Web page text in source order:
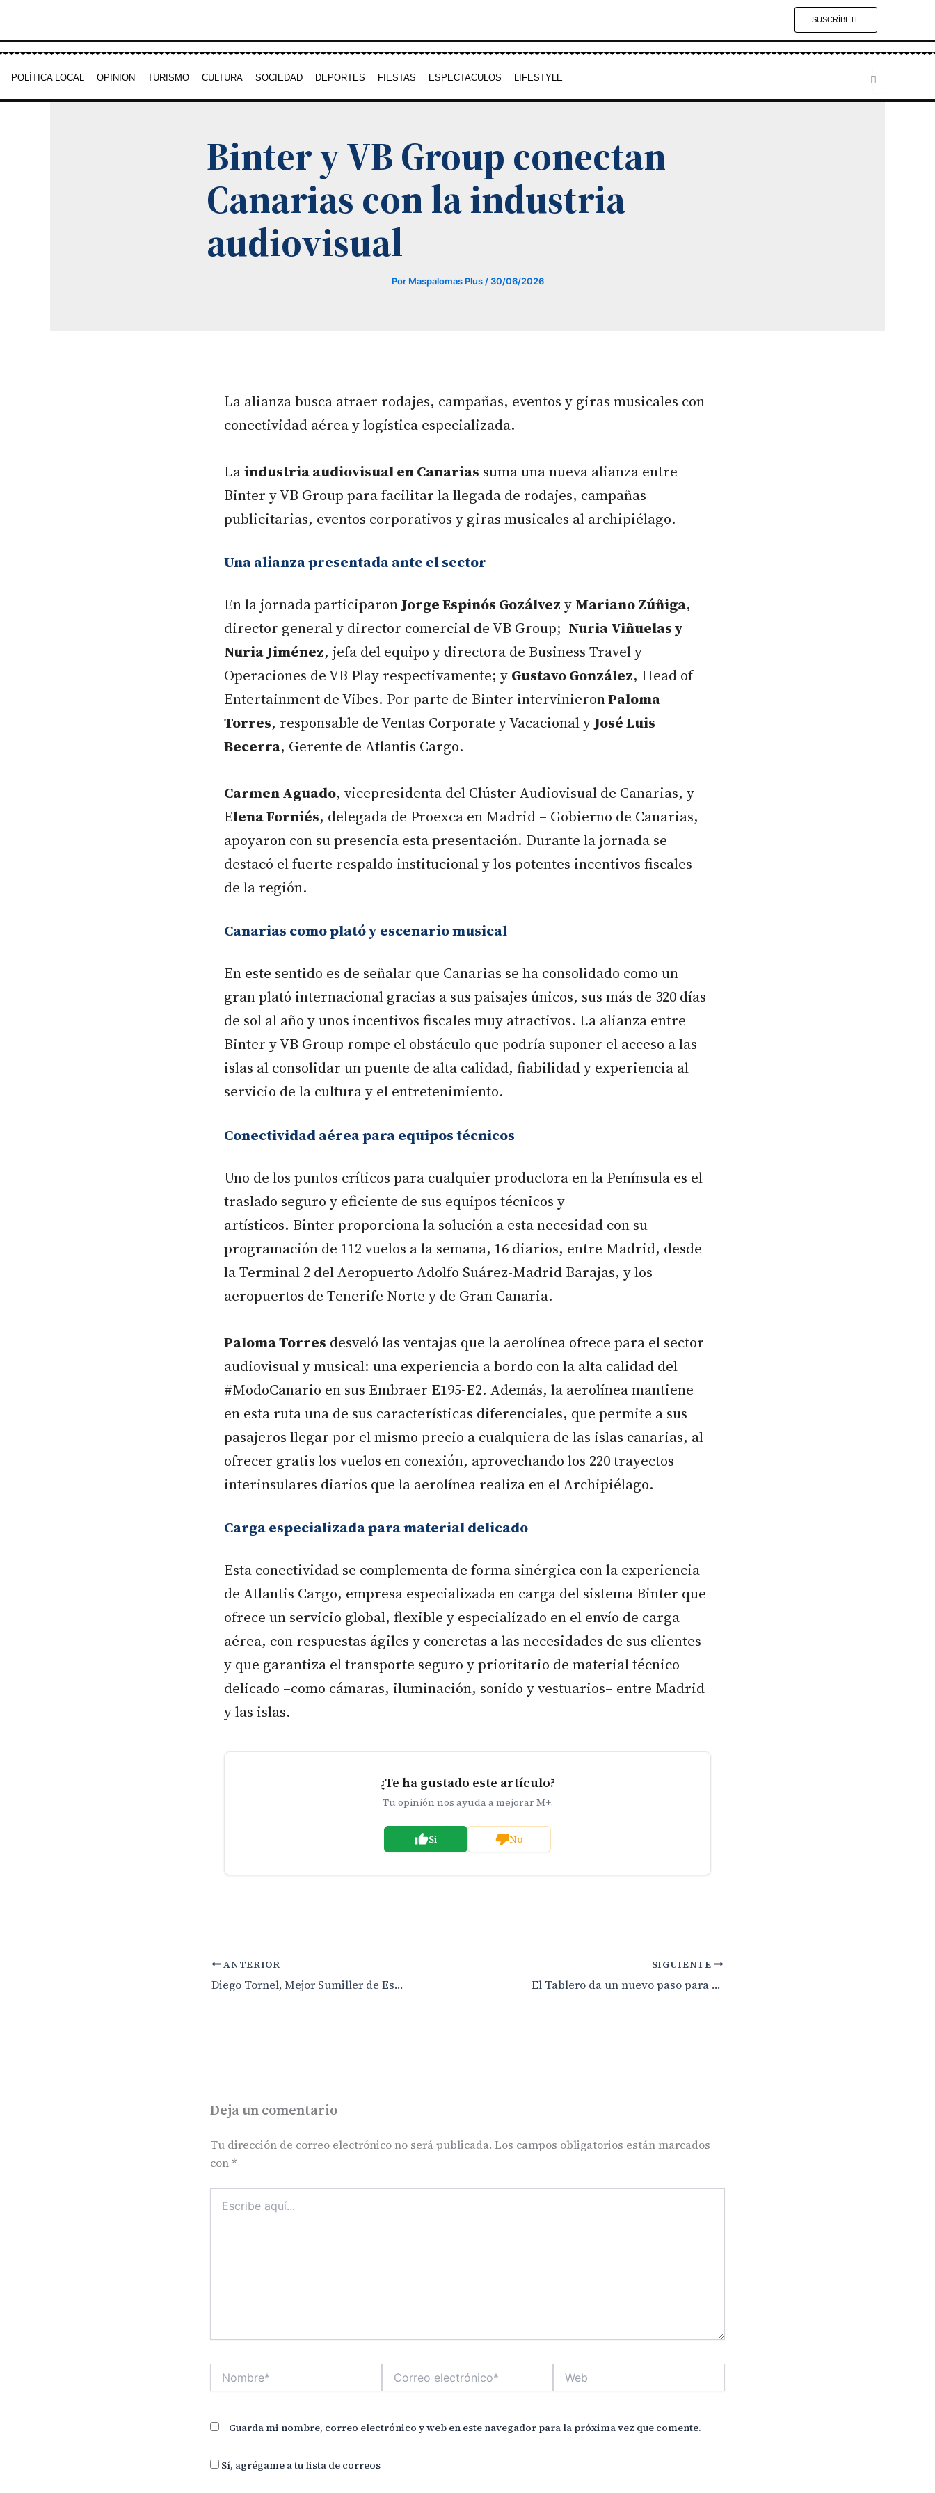
contenido
SUSCRÍBETE
POLÍTICA LOCAL OPINION TURISMO CULTURA SOCIEDAD DEPORTES FIESTAS ESPECTACULOS LIFESTYLE
Binter y VB Group conectan
Canarias con la industria
audiovisual
Por Maspalomas Plus / 30/06/2026
La alianza busca atraer rodajes, campañas, eventos y giras musicales con
conectividad aérea y logística especializada.
Laindustria audiovisual en Canarias suma una nueva alianza entre
Binter y VB Group para facilitar la llegada de rodajes, campañas
publicitarias, eventos corporativos y giras musicales al archipiélago.
Una alianza presentada ante el sector
En la jornada participaronJorge Espinós Gozálvez yMariano Zúñiga,
director general y director comercial de VB Group; Nuria Viñuelas y
Nuria Jiménez, jefa del equipo y directora de Business Travel y
Operaciones de VB Play respectivamente; y Gustavo González, Head of
Entertainment de Vibes. Por parte de Binter intervinieronPaloma
Torres, responsable de Ventas Corporate y Vacacional yJosé Luis
Becerra, Gerente de Atlantis Cargo.
Carmen Aguado, vicepresidenta del Clúster Audiovisual de Canarias, y
Elena Forniés, delegada de Proexca en Madrid – Gobierno de Canarias,
apoyaron con su presencia esta presentación. Durante la jornada se
destacó el fuerte respaldo institucional y los potentes incentivos fiscales
de la región.
Canarias como plató y escenario musical
En este sentido es de señalar que Canarias se ha consolidado como un
gran plató internacional gracias a sus paisajes únicos, sus más de 320 días
de sol al año y unos incentivos fiscales muy atractivos. La alianza entre
Binter y VB Group rompe el obstáculo que podría suponer el acceso a las
islas al consolidar un puente de alta calidad, fiabilidad y experiencia al
servicio de la cultura y el entretenimiento.
Conectividad aérea para equipos técnicos
Uno de los puntos críticos para cualquier productora en la Península es el
traslado seguro y eficiente de sus equipos técnicos y
artísticos. Binter proporciona la solución a esta necesidad con su
programación de 112 vuelos a la semana, 16 diarios, entre Madrid, desde
la Terminal 2 del Aeropuerto Adolfo Suárez-Madrid Barajas, y los
aeropuertos de Tenerife Norte y de Gran Canaria.
Paloma Torres desveló las ventajas que la aerolínea ofrece para el sector
audiovisual y musical: una experiencia a bordo con la alta calidad del
#ModoCanario en sus Embraer E195-E2. Además, la aerolínea mantiene
en esta ruta una de sus características diferenciales, que permite a sus
pasajeros llegar por el mismo precio a cualquiera de las islas canarias, al
ofrecer gratis los vuelos en conexión, aprovechando los 220 trayectos
interinsulares diarios que la aerolínea realiza en el Archipiélago.
Carga especializada para material delicado
Esta conectividad se complementa de forma sinérgica con la experiencia
de Atlantis Cargo, empresa especializada en carga del sistema Binter que
ofrece un servicio global, flexible y especializado en el envío de carga
aérea, con respuestas ágiles y concretas a las necesidades de sus clientes
y que garantiza el transporte seguro y prioritario de material técnico
delicado –como cámaras, iluminación, sonido y vestuarios– entre Madrid
y las islas.
¿Te ha gustado este artículo?
Tu opinión nos ayuda a mejorar M+.
Si No
ANTERIOR
Diego Tornel, Mejor Sumiller de España 2026
SIGUIENTE
El Tablero da un nuevo paso para ampliar su suelo urbano
Deja un comentario
Tu dirección de correo electrónico no será publicada. Los campos obligatorios están marcados
con*
aquí...
Nombre*
Correo
electrónico*
Web
Guarda mi nombre, correo electrónico y web en este navegador para la próxima vez que comente.
Sí, agrégame a tu lista de correos